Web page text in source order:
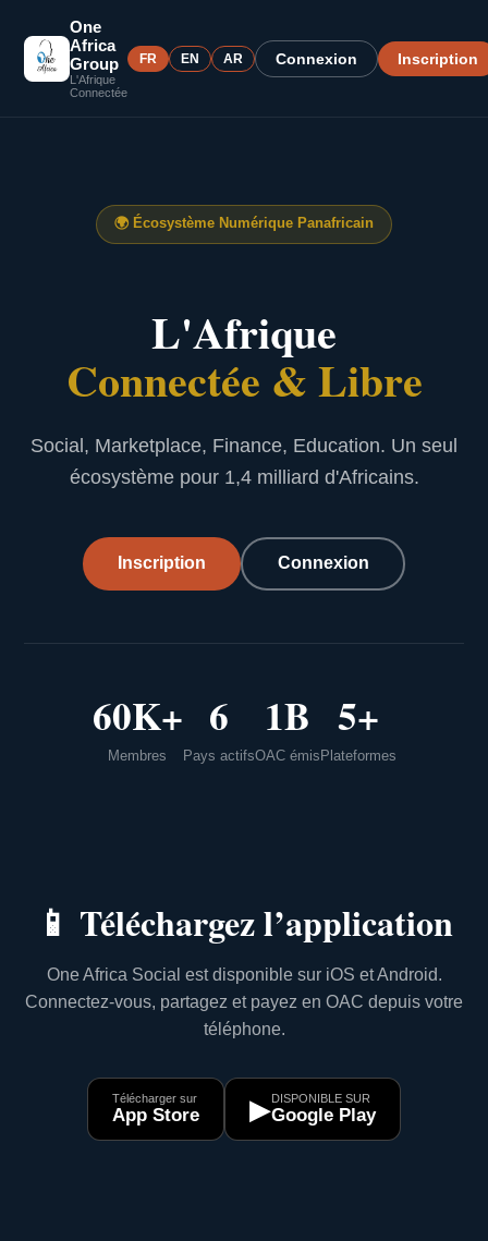
One
Africa
Group
L'Afrique
Connectée
FR EN AR Connexion Inscription
🌍 Écosystème Numérique Panafricain
L'Afrique
Connectée & Libre
Social, Marketplace, Finance, Education. Un seul
écosystème pour 1,4 milliard d'Africains.
Inscription Connexion
60K+
Membres
6
Pays actifs
1B
OAC émis
5+
Plateformes
📱 Téléchargez l’application
One Africa Social est disponible sur iOS et Android.
Connectez-vous, partagez et payez en OAC depuis votre
téléphone.
Télécharger sur
App Store ▶DISPONIBLE SUR
Google Play